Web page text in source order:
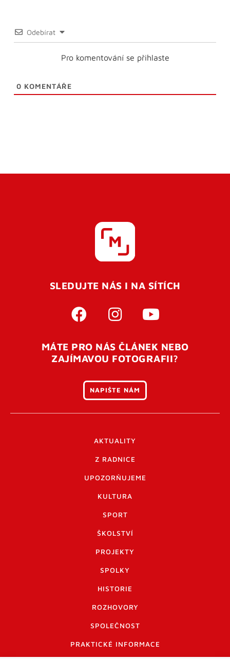
Odebírat
Pro komentování se přihlaste
0 KOMENTÁŘE
SLEDUJTE NÁS I NA SÍTÍCH
MÁTE PRO NÁS ČLÁNEK NEBO
ZAJÍMAVOU FOTOGRAFII?
NAPIŠTE NÁM
AKTUALITY
Z RADNICE
UPOZORŇUJEME
KULTURA
SPORT
ŠKOLSTVÍ
PROJEKTY
SPOLKY
HISTORIE
ROZHOVORY
SPOLEČNOST
PRAKTICKÉ INFORMACE